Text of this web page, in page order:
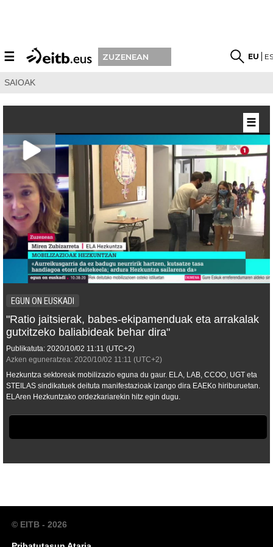
☰ ZUZENEAN EU
SAIOAK
EGUN ON EUSKADI
"Ratio jaitsierak, babes-ekipamenduak eta arrakalak
gutxitzeko baliabideak behar dira"
Publikatuta: 2020/10/02 11:11 (UTC+2)
Azken eguneratzea: 2020/10/02 11:11 (UTC+2)
Hezkuntza sektoreak mobilizazio eguna du gaur. ELA, LAB, CCOO, UGT eta
STEILAS sindikatuek deituta manifestazioak izango dira EAEKo hiriburuetan.
ELAren Hezkuntzako ordezkariarekin hitz egin dugu.
☰
© EITB - 2026